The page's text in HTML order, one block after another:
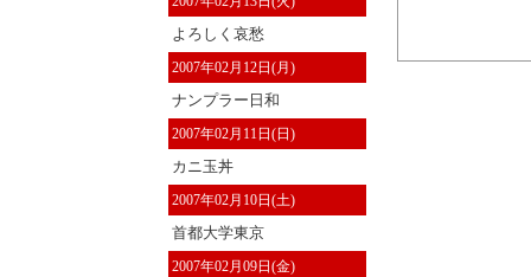
よろしく哀愁
2007年02月12日(月)
ナンプラー日和
2007年02月11日(日)
カニ玉丼
2007年02月10日(土)
首都大学東京
2007年02月09日(金)